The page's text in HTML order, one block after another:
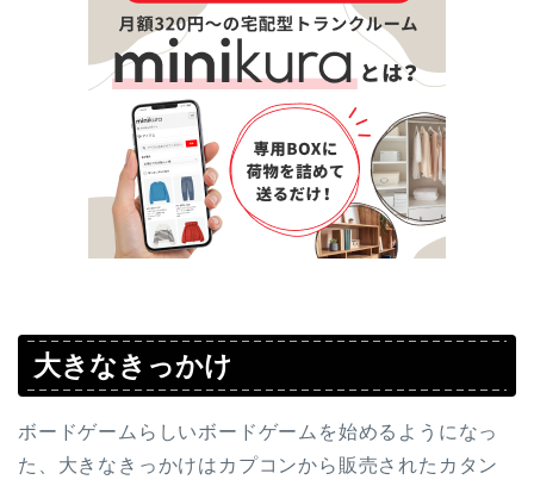
大きなきっかけ
ボードゲームらしいボードゲームを始めるようになっ
た、大きなきっかけはカプコンから販売されたカタン